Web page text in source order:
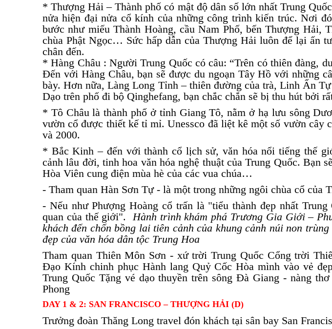
* Thượng Hải – Thành phố có mật độ dân số lớn nhất Trung
nửa hiện đại nửa cổ kính của những công trình kiến trúc. Nơi
bước như miếu Thành Hoàng, cầu Nam Phố, bến Thượng
chùa Phật Ngọc… Sức hấp dẫn của Thượng Hải luôn để lại ấn
chân đến.
* Hàng Châu : Người Trung Quốc có câu: “Trên có thiên đàng,
Đến với Hàng Châu, bạn sẽ được du ngoạn Tây Hồ với những
bày. Hơn nữa, Làng Long Tỉnh – thiên đường của trà, Linh Ẩn
Dạo trên phố đi bộ Qinghefang, bạn chắc chắn sẽ bị thu hút bởi
* Tô Châu là thành phố ở tỉnh Giang Tô, nằm ở hạ lưu sông
vườn cổ được thiết kế tỉ mỉ. Unessco đã liệt kê một số vườn cây
và 2000.
* Bắc Kinh – đến với thành cổ lịch sử, văn hóa nổi tiếng thế
cảnh lâu đời, tinh hoa văn hóa nghệ thuật của Trung Quốc.
Hòa Viên cung điện mùa hè của các vua chúa…
- Tham quan Hàn Sơn Tự - là một trong những ngôi chùa cổ
- Nếu như Phượng Hoàng cổ trấn là "tiểu thành đẹp nhất
quan của thế giới".Hành trình khám phá Trương Gia Giới –
khách đến chốn bồng lai tiên cảnh của khung cảnh núi non
đẹp của văn hóa dân tộc Trung Hoa
Tham quan Thiên Môn Sơn - xứ trời Trung Quốc Cổng trời
Đạo Kính chinh phục Hành lang Quỷ Cốc Hòa mình vào vẻ
Trung Quốc Tặng vé dạo thuyền trên sông Đà Giang - nàng
Phong
DAY 1 & 2: SAN FRANCISCO – THƯỢNG HẢI (D)
Trưởng đoàn Thăng Long travel đón khách tại sân bay San